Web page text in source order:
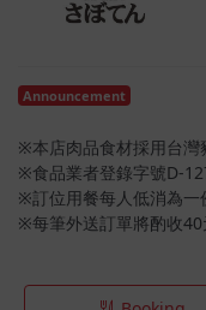
Announcement
※本店肉品食材採用台灣
※食品業者登錄字號D-
※訂位用餐每人低消為一
※每筆外送訂單將酌收40